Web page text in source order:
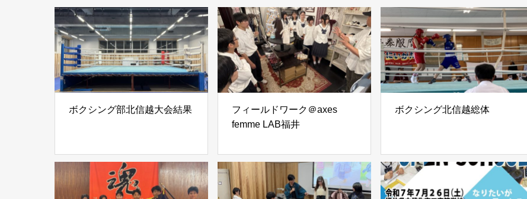
ボクシング部北信越大会結果
フィールドワーク＠axes
femme LAB福井
ボクシング北信越総体